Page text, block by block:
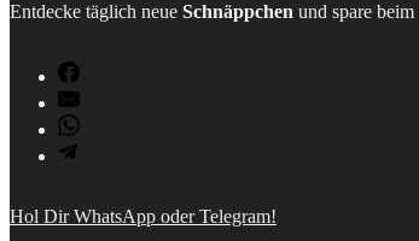
Entdecke täglich neue Schnäppchen und spare
Hol Dir WhatsApp oder Telegram!